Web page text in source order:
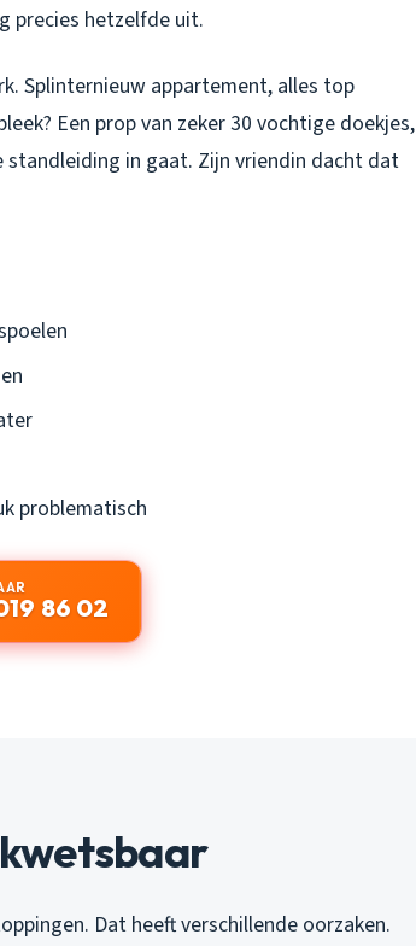
precies hetzelfde uit.
Splinternieuw appartement, alles top
Een prop van zeker 30 vochtige doekjes,
in gaat. Zijn vriendin dacht dat
problematisch
86 02
Dat heeft verschillende oorzaken.